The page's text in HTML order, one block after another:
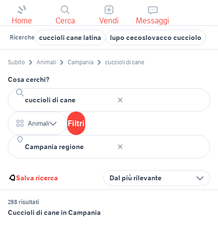
Home Cerca Vendi Messaggi
Ricerche cuccioli cane latina lupo cecoslovacco cucciolo
Subito Animali Campania cuccioli di cane
Cosa cerchi?
Animali Filtri
Salva ricerca Dal più rilevante
298 risultati
Cuccioli di cane in Campania